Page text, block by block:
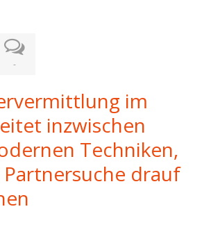
-
im
inzwischen
Techniken,
drauf